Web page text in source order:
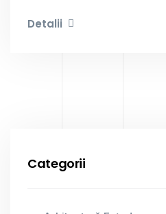
Detalii
Categorii